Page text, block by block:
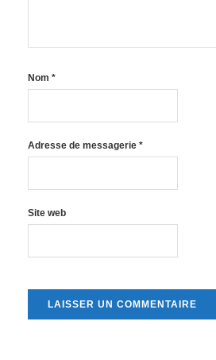
Nom *
Adresse de messagerie *
Site web